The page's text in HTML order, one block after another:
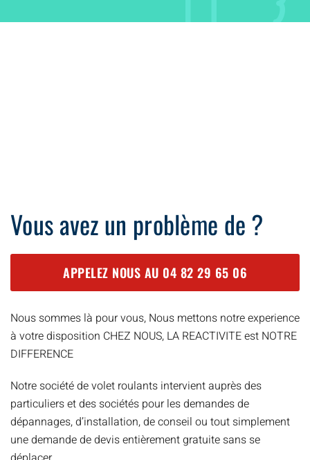
Vous avez un problème de ?
APPELEZ NOUS AU 04 82 29 65 06
Nous sommes là pour vous, Nous mettons notre experience
à votre disposition CHEZ NOUS, LA REACTIVITE est NOTRE
DIFFERENCE
Notre société de volet roulants intervient auprès des
particuliers et des sociétés pour les demandes de
dépannages, d’installation, de conseil ou tout simplement
une demande de devis entièrement gratuite sans se